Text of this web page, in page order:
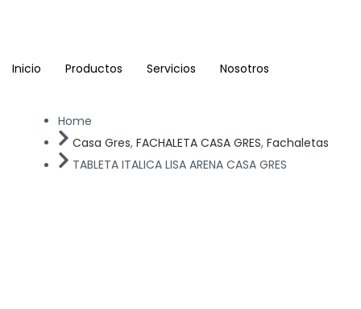
Inicio
Productos Servicios Nosotros
Home
Casa Gres, FACHALETA CASA GRES, Fachaletas
TABLETA ITALICA LISA ARENA CASA GRES